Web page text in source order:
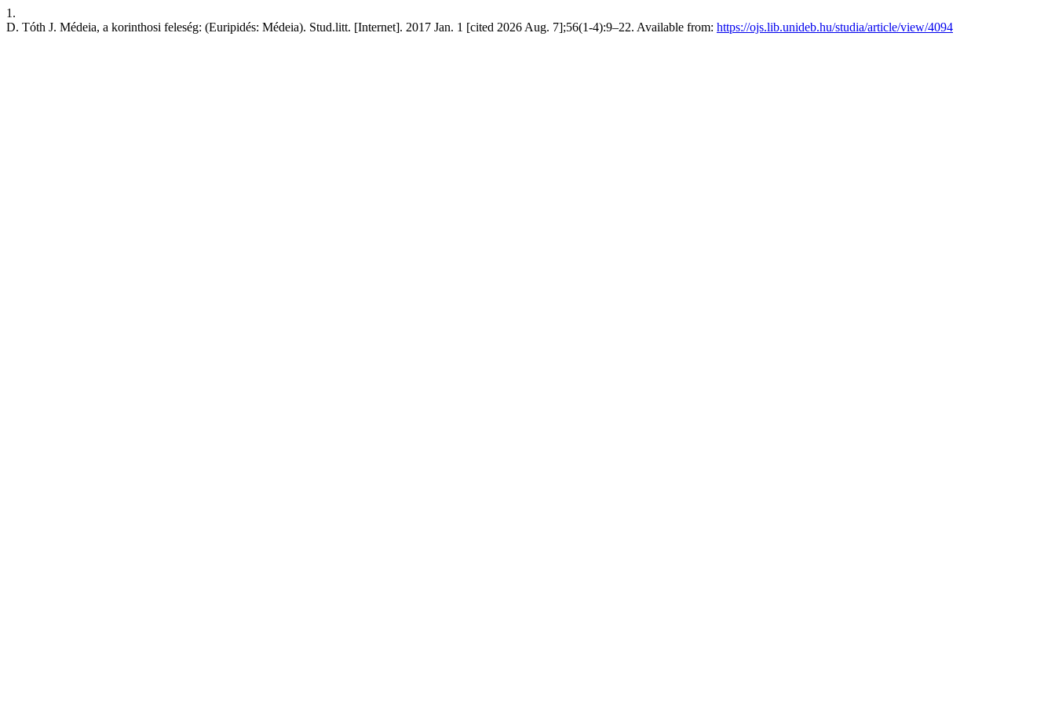
1.
D. Tóth J. Médeia, a korinthosi feleség: (Euripidés: Médeia). Stud.litt. [Internet]. 2017 Jan. 1 [cited 2026 Aug. 7];56(1-4):9–22. Available from: https://ojs.lib.unideb.hu/studia/article/view/4094